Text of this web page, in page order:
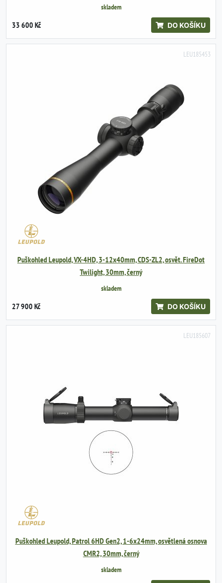
skladem
33 600 Kč DO KOŠÍKU
LEU185453
Puškohled Leupold, VX-4HD, 3-12x40mm, CDS-ZL2, osvět. FireDot
Twilight, 30mm, černý
skladem
27 900 Kč DO KOŠÍKU
LEU185607
Puškohled Leupold, Patrol 6HD Gen2, 1-6x24mm, osvětlená osnova
CMR2, 30mm, černý
skladem